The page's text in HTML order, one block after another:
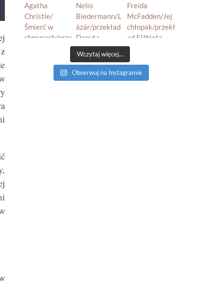
Wczytaj więcej...
Obserwuj na Instagramie